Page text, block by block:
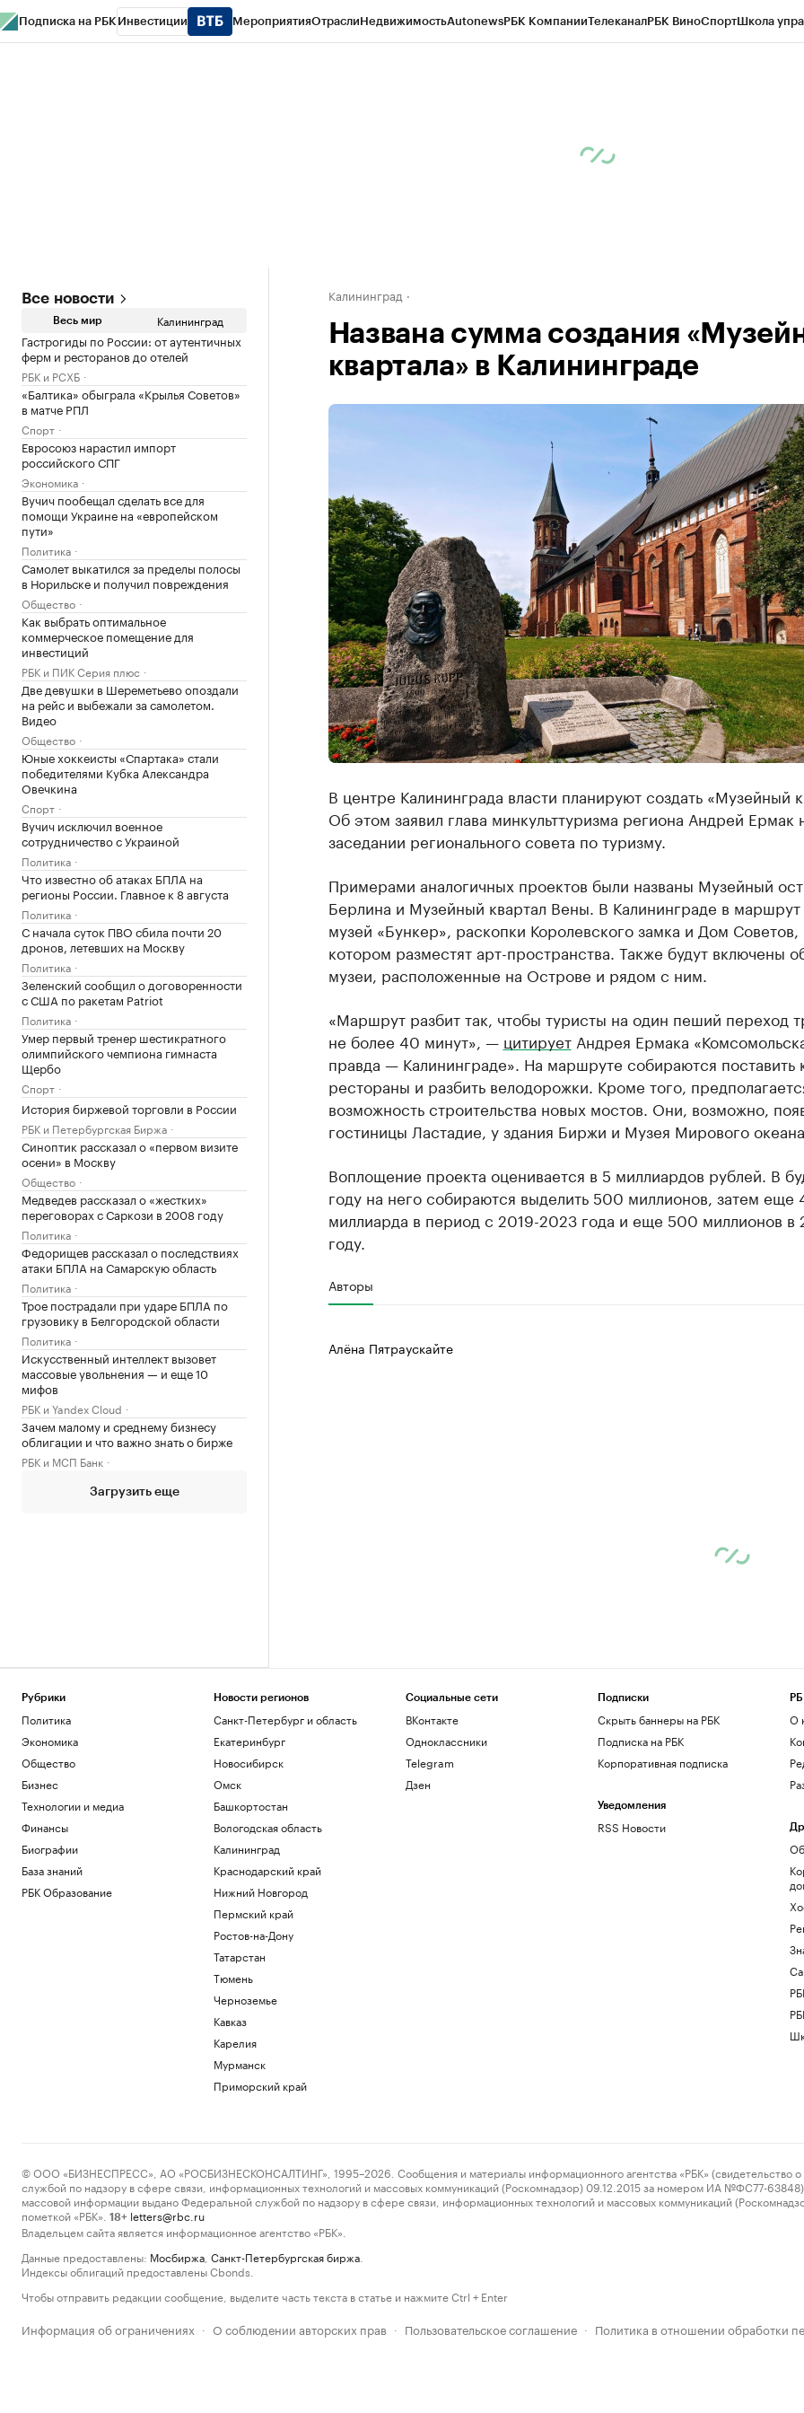
Подписка на РБК Инвестиции МероприятияОтраслиНедвижимостьAutonewsРБК КомпанииТелеканалРБК ВиноСпортШкола
Все новости
Весь мир Калининград
Гастрогиды по России: от аутентичных
ферм и ресторанов до отелей
РБК и РСХБ
«Балтика» обыграла «Крылья Советов»
в матче РПЛ
Спорт
Евросоюз нарастил импорт
российского СПГ
Экономика
Вучич пообещал сделать все для
помощи Украине на «европейском
пути»
Политика
Самолет выкатился за пределы полосы
в Норильске и получил повреждения
Общество
Как выбрать оптимальное
коммерческое помещение для
инвестиций
РБК и ПИК Серия плюс
Две девушки в Шереметьево опоздали
на рейс и выбежали за самолетом.
Видео
Общество
Юные хоккеисты «Спартака» стали
победителями Кубка Александра
Овечкина
Спорт
Вучич исключил военное
сотрудничество с Украиной
Политика
Что известно об атаках БПЛА на
регионы России. Главное к 8 августа
Политика
С начала суток ПВО сбила почти 20
дронов, летевших на Москву
Политика
Зеленский сообщил о договоренности
с США по ракетам Patriot
Политика
Умер первый тренер шестикратного
олимпийского чемпиона гимнаста
Щербо
Спорт
История биржевой торговли в России
РБК и Петербургская Биржа
Синоптик рассказал о «первом визите
осени» в Москву
Общество
Медведев рассказал о «жестких»
переговорах с Саркози в 2008 году
Политика
Федорищев рассказал о последствиях
атаки БПЛА на Самарскую область
Политика
Трое пострадали при ударе БПЛА по
грузовику в Белгородской области
Политика
Искусственный интеллект вызовет
массовые увольнения — и еще 10
мифов
РБК и Yandex Cloud
Зачем малому и среднему бизнесу
облигации и что важно знать о бирже
РБК и МСП Банк
Загрузить еще
Калининград
Названа сумма создания
квартала» в Калининграде
В центре Калининграда власти планируют создать «Музейный
Об этом заявил глава минкульттуризма региона Андрей Ермак
заседании регионального совета по туризму.
Примерами аналогичных проектов были названы Музейный
Берлина и Музейный квартал Вены. В Калининграде в маршрут
музей «Бункер», раскопки Королевского замка и Дом Советов,
котором разместят арт-пространства. Также будут включены
музеи, расположенные на Острове и рядом с ним.
«Маршрут разбит так, чтобы туристы на один пеший переход
не более 40 минут», — цитируетАндрея Ермака
правда — Калининграде». На маршруте собираются поставить
рестораны и разбить велодорожки. Кроме того,
возможность строительства новых мостов. Они, возможно,
гостиницы Ластадие, у здания Биржи и Музея Мирового
Воплощение проекта оценивается в 5 миллиардов рублей. В
году на него собираются выделить 500 миллионов, затем еще
миллиарда в период с 2019-2023 года и еще 500 миллионов в
году.
Авторы
Алёна Пятраускайте
Рубрики
Политика
Экономика
Общество
Бизнес
Технологии и медиа
Финансы
Биографии
База знаний
РБК Образование
Новости регионов
Санкт-Петербург и область
Екатеринбург
Новосибирск
Омск
Башкортостан
Вологодская область
Калининград
Краснодарский край
Нижний Новгород
Пермский край
Ростов-на-Дону
Татарстан
Тюмень
Черноземье
Кавказ
Карелия
Мурманск
Приморский край
Социальные сети
ВКонтакте
Одноклассники
Telegram
Дзен
Подписки
Скрыть баннеры на РБК
Подписка на РБК
Корпоративная подписка
Уведомления
RSS Новости
О
© ООО «БИЗНЕСПРЕСС», АО «РОСБИЗНЕСКОНСАЛТИНГ», 1995–2026. Сообщения и материалы информационного агентства «РБК» (свидетельство о
службой по надзору в сфере связи, информационных технологий и массовых коммуникаций (Роскомнадзор) 09.12.2015 за номером ИА №ФС77-63848)
массовой информации выдано Федеральной службой по надзору в сфере связи, информационных технологий и массовых коммуникаций
пометкой «РБК».
18+ letters@rbc.ru
Владельцем сайта является информационное агентство «РБК».
Данные предоставлены: Мосбиржа Санкт-Петербургская биржа
Индексы облигаций предоставлены Cbonds.
Чтобы отправить редакции сообщение, выделите часть текста в статье и нажмите Ctrl + Enter
Информация об ограничениях · О соблюдении авторских прав · Пользовательское соглашение · Политика в отношении обработки